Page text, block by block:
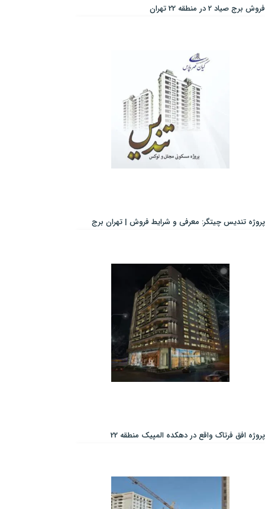
فروش برج صیاد 2 در منطقه 22 تهران
پروژه تندیس چیتگر: معرفی و شرایط فروش | تهران برج
پروژه افق فرتاک واقع در دهکده المپیک منطقه 22